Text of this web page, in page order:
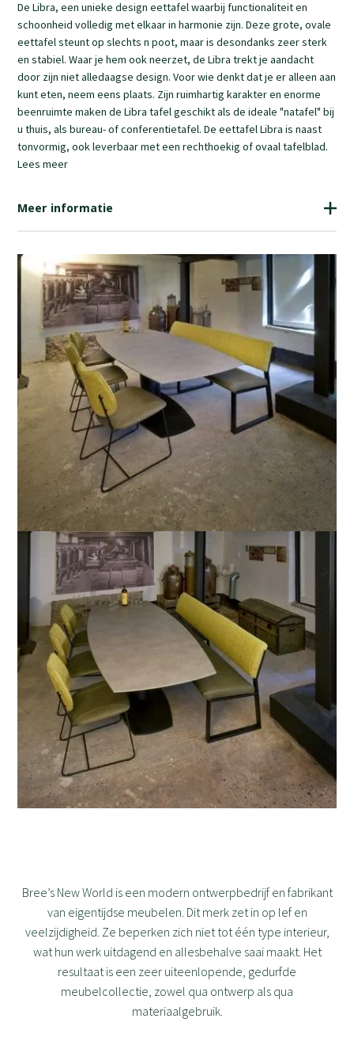
De Libra, een unieke design eettafel waarbij functionaliteit en
schoonheid volledig met elkaar in harmonie zijn. Deze grote, ovale
eettafel steunt op slechts n poot, maar is desondanks zeer sterk
en stabiel. Waar je hem ook neerzet, de Libra trekt je aandacht
door zijn niet alledaagse design. Voor wie denkt dat je er alleen aan
kunt eten, neem eens plaats. Zijn ruimhartig karakter en enorme
beenruimte maken de Libra tafel geschikt als de ideale "natafel" bij
u thuis, als bureau- of conferentietafel. De eettafel Libra is naast
tonvormig, ook leverbaar met een rechthoekig of ovaal tafelblad.
Lees meer
Meer informatie
Bree’s New World is een modern ontwerpbedrijf en fabrikant
van eigentijdse meubelen. Dit merk zet in op lef en
veelzijdigheid. Ze beperken zich niet tot één type interieur,
wat hun werk uitdagend en allesbehalve saai maakt. Het
resultaat is een zeer uiteenlopende, gedurfde
meubelcollectie, zowel qua ontwerp als qua
materiaalgebruik.